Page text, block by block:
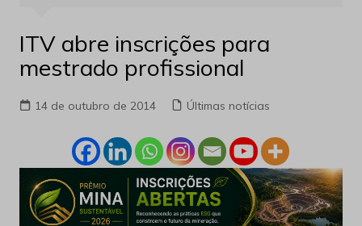
ITV abre inscrições para
mestrado profissional
14 de outubro de 2014 Últimas notícias